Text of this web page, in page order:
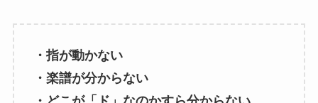
・指が動かない
・楽譜が分からない